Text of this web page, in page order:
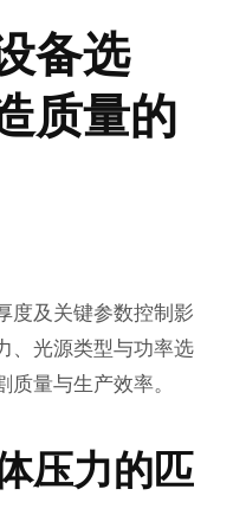
备选
质量的
度及关键参数控制影
、光源类型与功率选
量与生产效率。
压力的匹